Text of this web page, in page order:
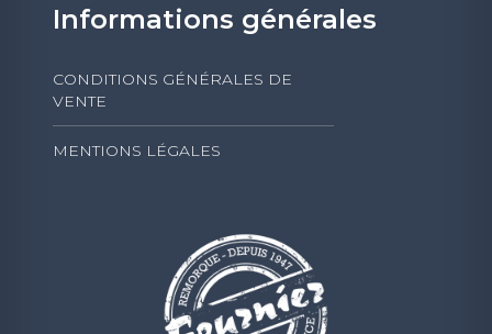
Informations générales
CONDITIONS GÉNÉRALES DE
VENTE
MENTIONS LÉGALES